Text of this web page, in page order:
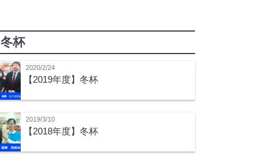
冬杯
2020/2/24
【2019年度】冬杯
2019/3/10
【2018年度】冬杯